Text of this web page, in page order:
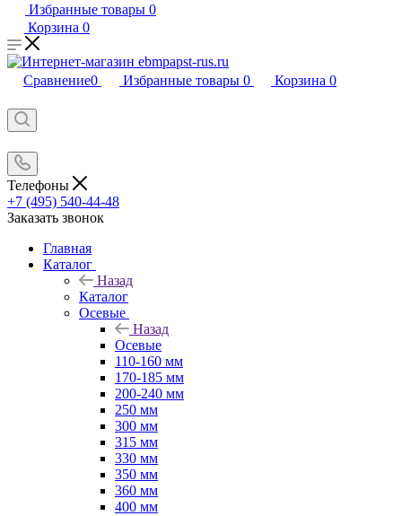
Избранные товары 0
Корзина 0
Сравнение0 Избранные товары 0 Корзина 0
Телефоны
+7 (495) 540-44-48
Заказать звонок
Главная
Каталог
Назад
Каталог
Осевые
Назад
Осевые
110-160 мм
170-185 мм
200-240 мм
250 мм
300 мм
315 мм
330 мм
350 мм
360 мм
400 мм